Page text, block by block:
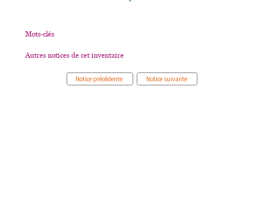
Mots-clés
Autres notices de cet inventaire
Notice précédente Notice suivante